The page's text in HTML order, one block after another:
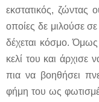
εκστατικός, ζώντας
οποίες δε μιλούσε
δέχεται κόσμο. Όμως
κελί του και άρχισε
πια να βοηθήσει
φήμη του ως